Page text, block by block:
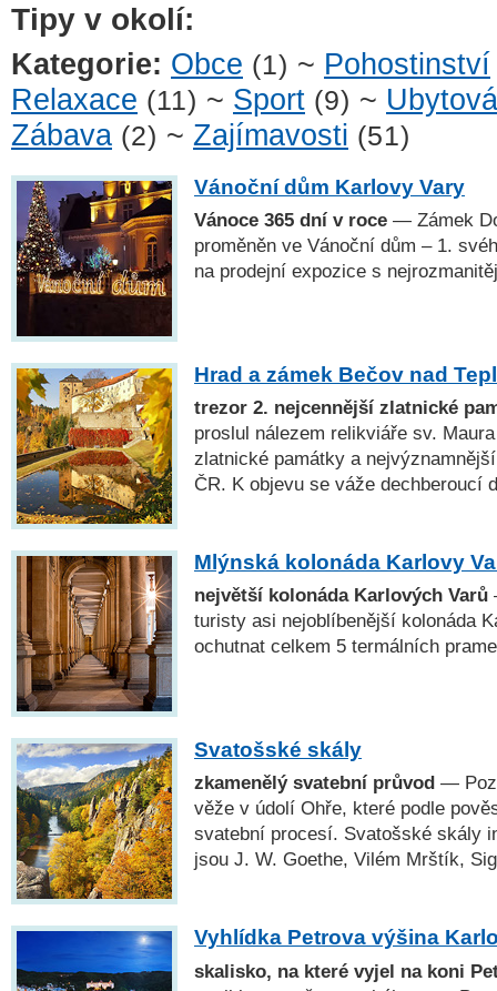
Tipy v okolí:
Kategorie: Obce (1) ~ Pohostinství
Relaxace (11) ~ Sport (9) ~
Zábava (2) ~ Zajímavosti (51)
Vánoční dům Karlovy Vary
Vánoce 365 dní v roce — Zámek
proměněn ve Vánoční dům – 1.
na prodejní expozice s
Hrad a zámek Bečov nad
trezor 2. nejcennější zlatnické
proslul nálezem relikviáře sv.
zlatnické památky a
ČR. K objevu se váže dechberoucí
Mlýnská kolonáda Karlovy
největší kolonáda Karlových Varů
turisty asi nejoblíbenější kolonáda
ochutnat celkem 5 termálních
Svatošské skály
zkamenělý svatební průvod —
věže v údolí Ohře, které podle
svatební procesí. Svatošské skály
jsou J. W. Goethe, Vilém Mrštík,
Vyhlídka Petrova výšina
skalisko, na které vyjel na koni